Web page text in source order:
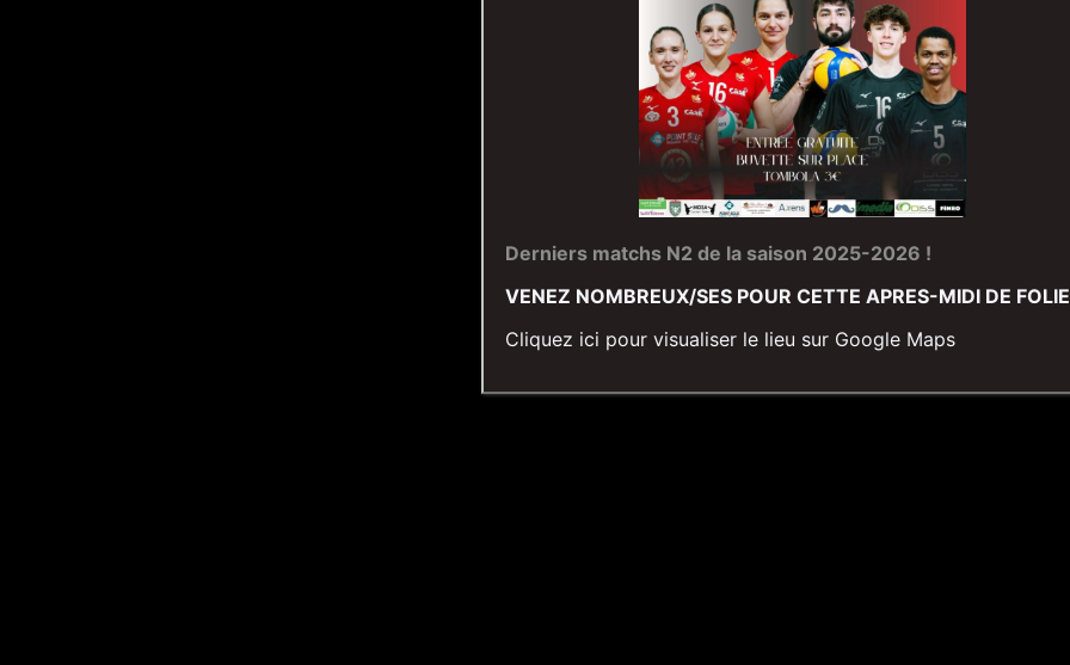
Derniers matchs N2 de la saison 2025-2026 !
VENEZ NOMBREUX/SES POUR CETTE APRES-MIDI DE
Cliquez ici pour visualiser le lieu sur Google Maps